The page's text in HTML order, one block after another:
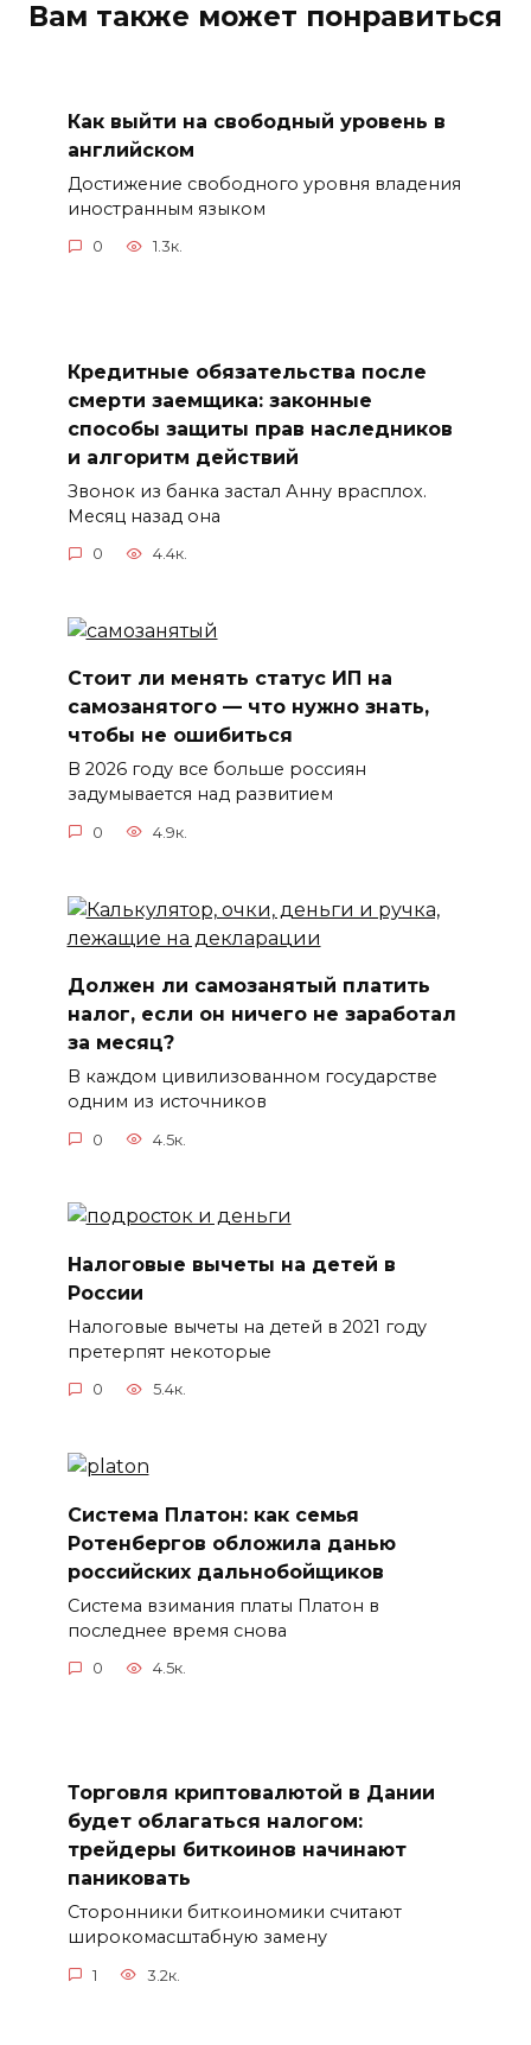
Вам также может понравиться
Как выйти на свободный уровень в
английском
Достижение свободного уровня владения
иностранным языком
0 1.3к.
Кредитные обязательства после
смерти заемщика: законные
способы защиты прав наследников
и алгоритм действий
Звонок из банка застал Анну врасплох.
Месяц назад она
0 4.4к.
Стоит ли менять статус ИП на
самозанятого — что нужно знать,
чтобы не ошибиться
В 2026 году все больше россиян
задумывается над развитием
0 4.9к.
Должен ли самозанятый платить
налог, если он ничего не заработал
за месяц?
В каждом цивилизованном государстве
одним из источников
0 4.5к.
Налоговые вычеты на детей в
России
Налоговые вычеты на детей в 2021 году
претерпят некоторые
0 5.4к.
Система Платон: как семья
Ротенбергов обложила данью
российских дальнобойщиков
Система взимания платы Платон в
последнее время снова
0 4.5к.
Торговля криптовалютой в Дании
будет облагаться налогом:
трейдеры биткоинов начинают
паниковать
Сторонники биткоиномики считают
широкомасштабную замену
1 3.2к.